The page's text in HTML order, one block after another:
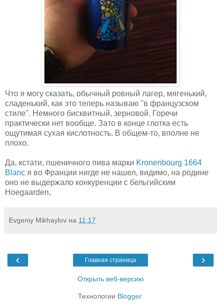
Что я могу сказать, обычный ровный лагер, мягенький,
сладенький, как это теперь называю "в французском
стиле". Немного бисквитный, зерновой. Горечи
практически нет вообще. Зато в конце глотка есть
ощутимая сухая кислотность. В общем-то, вполне не
плохо.
Да, кстати, пшеничного пива марки Kronenbourg 1664
Blanc я во Франции нигде не нашел, видимо, на родине
оно не выдержало конкуренции с бельгийским
Hoegaarden,
Evgeniy Mikhaylov на 11:17
‹ ›
Главная страница
Открыть веб-версию
Технологии Blogger.